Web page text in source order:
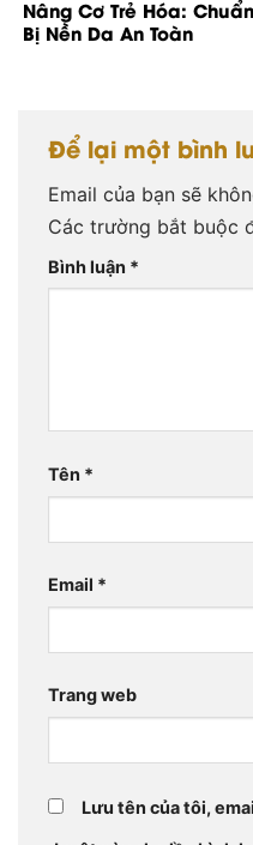
Nâng Cơ Trẻ Hóa: Chuẩn
Bị Nền Da An Toàn
Để lại một bình
Email của bạn sẽ
Các trường bắt buộc
Bình luận *
Tên *
Email *
Trang web
Lưu tên của tôi,